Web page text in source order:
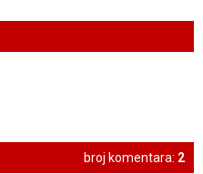
broj komentara: 2